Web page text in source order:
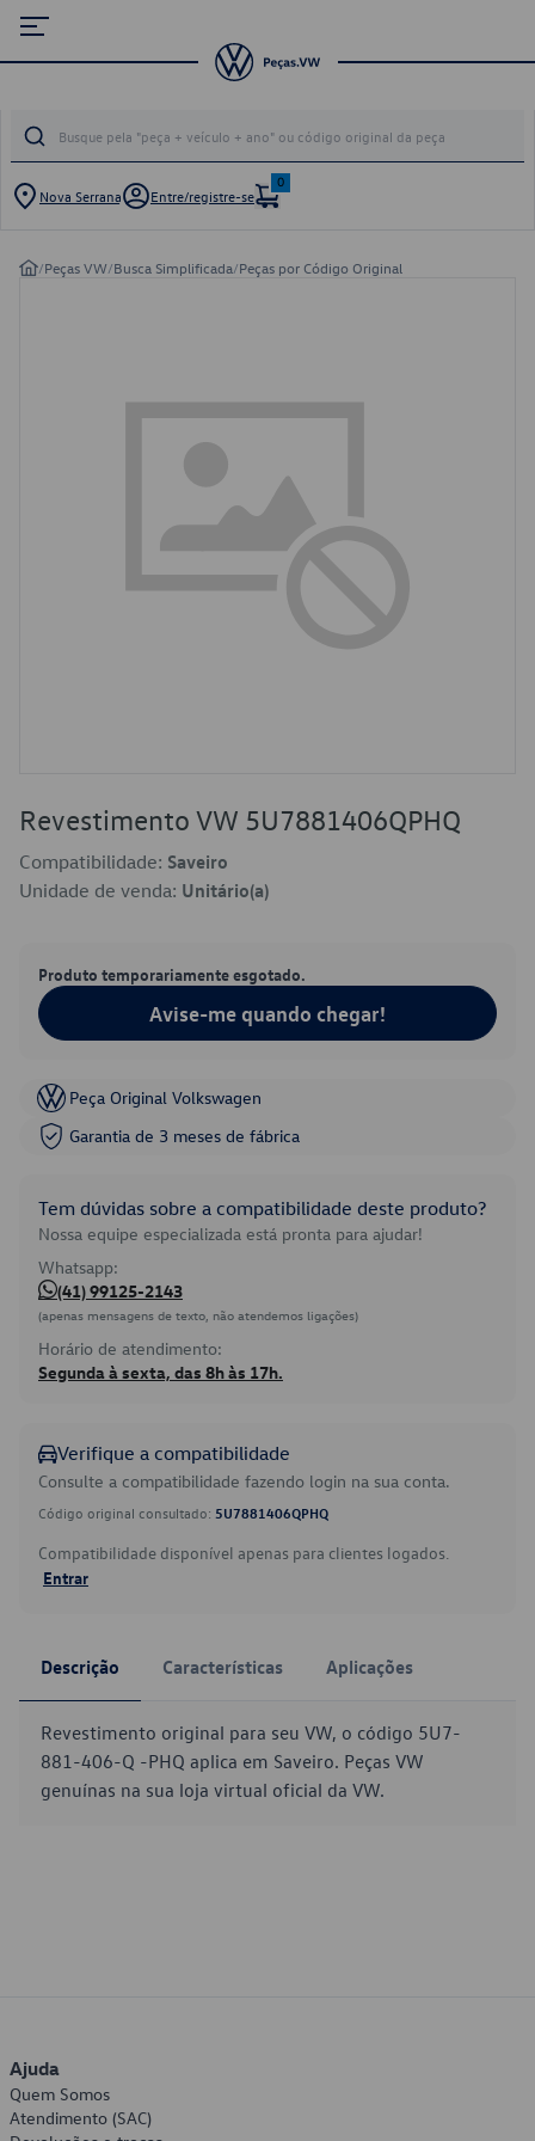
Nova Serrana Entre/registre-se
0
/Peças VW/Busca Simplificada/Peças por Código Original
Revestimento VW 5U7881406QPHQ
Compatibilidade: Saveiro
Unidade de venda: Unitário(a)
Produto temporariamente esgotado.
Avise-me quando chegar!
Peça Original Volkswagen
Garantia de 3 meses de fábrica
Tem dúvidas sobre a compatibilidade deste produto?
Nossa equipe especializada está pronta para ajudar!
Whatsapp:
(41) 99125-2143
(apenas mensagens de texto, não atendemos ligações)
Horário de atendimento:
Segunda à sexta, das 8h às 17h.
Verifique a compatibilidade
Consulte a compatibilidade fazendo login na sua conta.
Código original consultado: 5U7881406QPHQ
Compatibilidade disponível apenas para clientes logados.
Entrar
Descrição Características Aplicações
Revestimento original para seu VW, o código 5U7-
881-406-Q -PHQ aplica em Saveiro. Peças VW
genuínas na sua loja virtual oficial da VW.
Ajuda
Quem Somos
Atendimento (SAC)